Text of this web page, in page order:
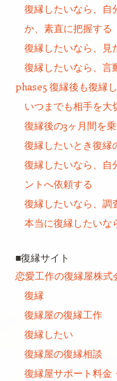
復縁したいなら、自
か、素直に把握する
復縁したいなら、見
復縁したいなら、言
phase5 復縁後も復縁
いつまでも相手を大
復縁後の3ヶ月間を
復縁したいとき復縁
復縁したいなら、自
ントへ依頼する
復縁したいなら、調
本当に復縁したいな
■復縁サイト
恋愛工作の復縁屋株式
復縁
復縁屋の復縁工作
復縁したい
復縁屋の復縁相談
復縁屋サポート料金